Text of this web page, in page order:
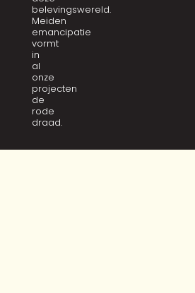
belevingswereld.
Meiden
emancipatie
vormt
in
al
onze
projecten
de
rode
draad.